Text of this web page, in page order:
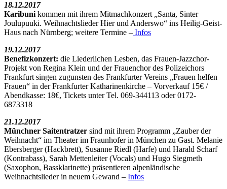
18.12.2017
Karibunikommen mit ihrem Mitmachkonzert „Santa, Sinter
Joulupuuki. Weihnachtslieder Hier und Anderswo“ ins Heilig-Geist-
Haus nach Nürnberg; weitere Termine – Infos
19.12.2017
Benefizkonzert: die Liederlichen Lesben, das Frauen-Jazzchor-
Projekt von Regina Klein und der Frauenchor des Polizeichors
Frankfurt singen zugunsten des Frankfurter Vereins „Frauen helfen
Frauen“ in der Frankfurter Katharinenkirche – Vorverkauf 15€ /
Abendkasse: 18€, Tickets unter Tel. 069-344113 oder 0172-
6873318
21.12.2017
Münchner Saitentratzer sind mit ihrem Programm „Zauber der
Weihnacht“ im Theater im Fraunhofer in München zu Gast. Melanie
Ebersberger (Hackbrett), Susanne Riedl (Harfe) und Harald Scharf
(Kontrabass), Sarah Mettenleiter (Vocals) und Hugo Siegmeth
(Saxophon, Bassklarinette) präsentieren alpenländische
Weihnachtslieder in neuem Gewand – Infos